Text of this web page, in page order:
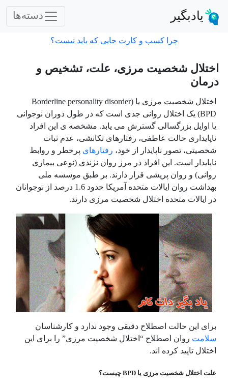
یادبگیر دسته‌ها
چرا کسب و کارت جایی که باید نیست؟
اختلال شخصیت مرزی، علت، تشخیص و
درمان
اختلال شخصیت مرزی یا (
Borderline personality disorder
(BPD یک اختلال روانی جدی است که در طول دوران نوجوانی
یا اوایل بزرگسالی گسترش می یابد. مشخصه ی این افراد
ناپایداری حالت عاطفی، رفتارهای تکانشی، عدم ثبات
شخصیتی، تصور ناپایدار از خود، رفتارهای پرخطر و روابط
ناپایدار است. این افراد در مرز روان نژندی (نوعی بیماری
روانی) و روان پریشی قرار دارند. بر طبق موسسه ملی
بهداشت روان ایالات متحده آمریکا حدود 1.6 درصد از نوجوانان
در ایالات متحده اختلال شخصیت مرزی دارند.
برای این حالت اصطلاح دقیقی وجود ندارد و کارشناسان
سلامت روان اصطلاح “اختلال شخصیت مرزی” را برای این
اختلال تایید کرده اند.
علت اختلال شخصیت مرزی یا BPD چیست؟